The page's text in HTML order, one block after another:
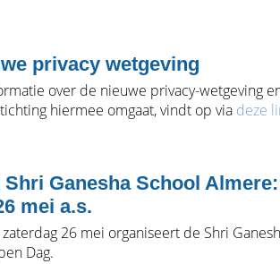
privacy wetgeving
over de nieuwe privacy-wetgeving
hiermee omgaat, vindt op via deze
Shri Ganesha School Almere:
mei a.s.
26 mei organiseert de Shri
Dag.